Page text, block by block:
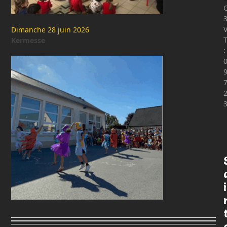
Dimanche 28 juin 2026
Kermesse
:
i